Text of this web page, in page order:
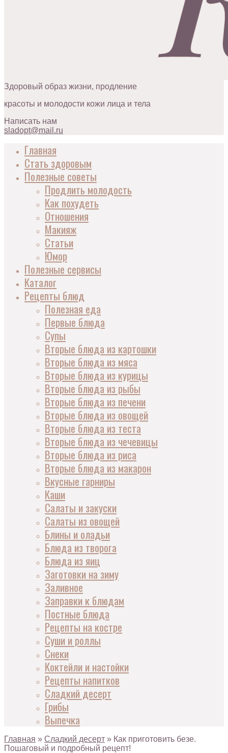
Здоровый образ жизни, продление
красоты и молодости кожи лица и тела
Написать нам
sladopt@mail.ru
Главная
Стать здоровым
Полезные советы
Продлить молодость
Как похудеть
Отношения
Макияж
Статьи
Юмор
Полезные сервисы
Каталог
Рецепты блюд
Полезная еда
Первые блюда
Супы
Вторые блюда из картошки
Вторые блюда из мяса
Вторые блюда из курицы
Вторые блюда из рыбы
Вторые блюда из печени
Вторые блюда из овощей
Вторые блюда из теста
Вторые блюда из чечевицы
Вторые блюда из риса
Вторые блюда из макарон
Вкусные гарниры
Каши
Салаты и закуски
Салаты из овощей
Блины и оладьи
Блюда из творога
Блюда из яиц
Заготовки на зиму
Заливное
Заправки к блюдам
Постные блюда
Рецепты на костре
Суши и роллы
Снеки
Коктейли и настойки
Рецепты напитков
Сладкий десерт
Грибы
Выпечка
Главная » Сладкий десерт » Как приготовить безе.
Пошаговый и подробный рецепт!